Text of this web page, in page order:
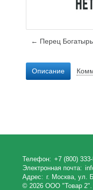
← Перец
Описание
Телефон: +7 (800)
Электронная почта:
Адрес: г. Москва, ул.
© 2026 ООО "Товар 2".